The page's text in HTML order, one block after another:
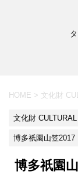
HOME > 文化財
文化財
博多祇園山笠2017
博多祇園